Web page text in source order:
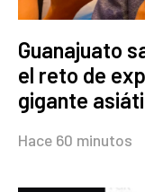
Guanajuato
el reto de
gigante
Hace 60 minutos